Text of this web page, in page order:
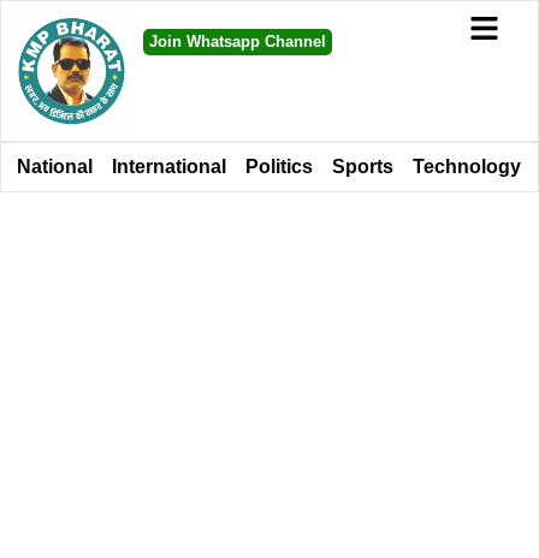
Join Whatsapp Channel
National International Politics Sports Technology